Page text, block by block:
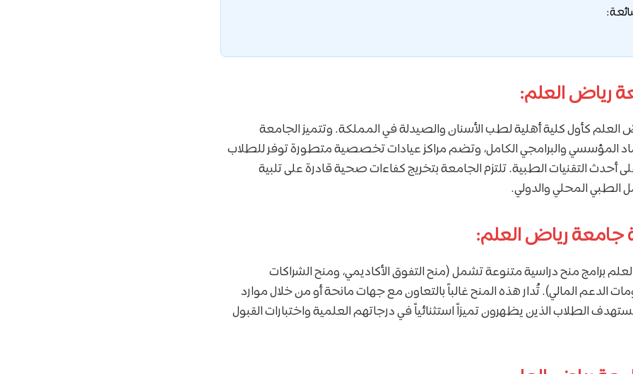
رياض العلم:
كأول كلية أهلية لطب الأسنان والصيدلة في المملكة. وتتميز الجامعة
المؤسسي والبرامجي الكامل، وتضم مراكز عيادات تخصصية متطورة توفر للطلاب
أحدث التقنيات الطبية. تلتزم الجامعة بتخريج كفاءات صحية قادرة على تلبية
الطبي المحلي والدولي.
جامعة رياض العلم:
برامج منح دراسية متنوعة تشمل (منح التفوق الأكاديمي، ومنح الشراكات
الدعم المالي). تُدار هذه المنح غالباً بالتعاون مع جهات مانحة أو من خلال موارد
الطلاب الذين يظهرون تميزاً استثنائياً في درجاتهم العلمية واختبارات القبول